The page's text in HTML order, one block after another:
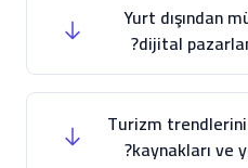
Yurt dışından
dijital
Turizm
kaynakları ve